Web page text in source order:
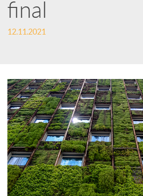
a
o
r
d
e
final
12.11.2021